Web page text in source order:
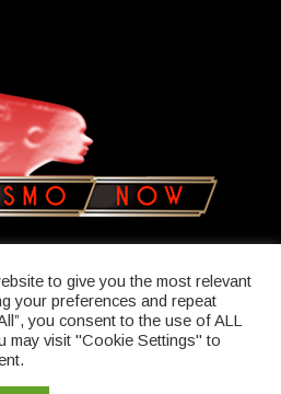
to give you the most relevant
your preferences and repeat
you consent to the use of ALL
may visit "Cookie Settings" to